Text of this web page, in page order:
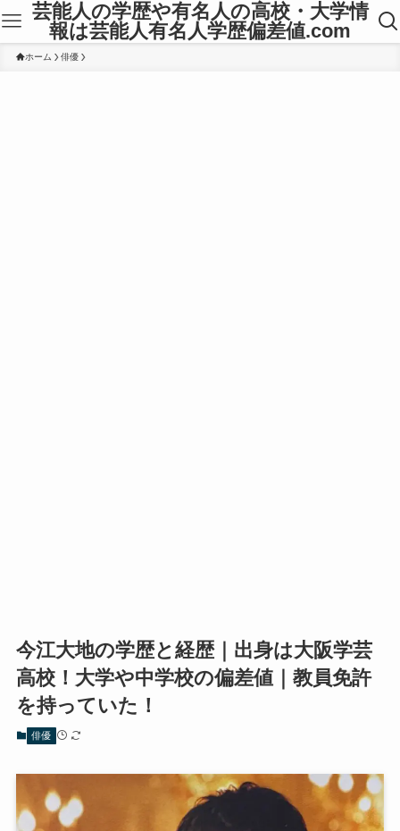
芸能人の学歴や有名人の高校・大学情
報は芸能人有名人学歴偏差値.com
ホーム 俳優
今江大地の学歴と経歴｜出身は大阪学芸
高校！大学や中学校の偏差値｜教員免許
を持っていた！
俳優